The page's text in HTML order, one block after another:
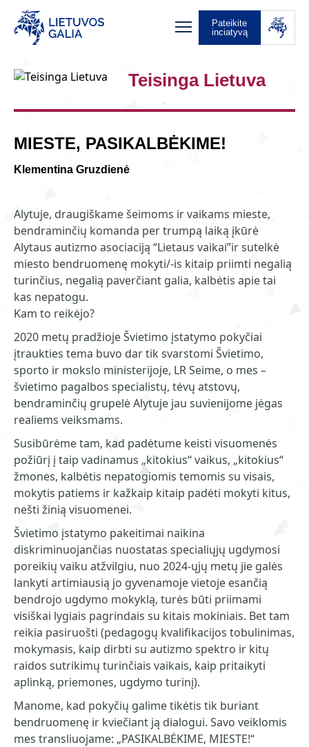
Pateikite
inciatyvą
Teisinga Lietuva
MIESTE, PASIKALBĖKIME!
Klementina Gruzdienė
Alytuje, draugiškame šeimoms ir vaikams mieste,
bendraminčių komanda per trumpą laiką įkūrė
Alytaus autizmo asociaciją “Lietaus vaikai”ir sutelkė
miesto bendruomenę mokyti/-is kitaip priimti negalią
turinčius, negalią paverčiant galia, kalbėtis apie tai
kas nepatogu.
Kam to reikėjo?
2020 metų pradžioje Švietimo įstatymo pokyčiai
įtraukties tema buvo dar tik svarstomi Švietimo,
sporto ir mokslo ministerijoje, LR Seime, o mes –
švietimo pagalbos specialistų, tėvų atstovų,
bendraminčių grupelė Alytuje jau suvienijome jėgas
realiems veiksmams.
Susibūrėme tam, kad padėtume keisti visuomenės
požiūrį į taip vadinamus „kitokius“ vaikus, „kitokius“
žmones, kalbėtis nepatogiomis temomis su visais,
mokytis patiems ir kažkaip kitaip padėti mokyti kitus,
nešti žinią visuomenei.
Švietimo įstatymo pakeitimai naikina
diskriminuojančias nuostatas specialiųjų ugdymosi
poreikių vaiku atžvilgiu, nuo 2024-ųjų metų jie galės
lankyti artimiausią jo gyvenamoje vietoje esančią
bendrojo ugdymo mokyklą, turės būti priimami
visiškai lygiais pagrindais su kitais mokiniais. Bet tam
reikia pasiruošti (pedagogų kvalifikacijos tobulinimas,
mokymasis, kaip dirbti su autizmo spektro ir kitų
raidos sutrikimų turinčiais vaikais, kaip pritaikyti
aplinką, priemones, ugdymo turinį).
Manome, kad pokyčių galime tikėtis tik buriant
bendruomenę ir kviečiant ją dialogui. Savo veiklomis
mes transliuojame: „PASIKALBĖKIME, MIESTE!“